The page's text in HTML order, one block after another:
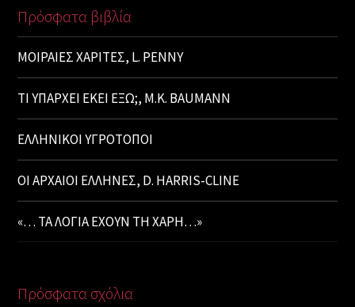
Πρόσφατα βιβλία
ΜΟΙΡΑΙΕΣ ΧΑΡΙΤΕΣ, L. PENNY
ΤΙ ΥΠΑΡΧΕΙ ΕΚΕΙ ΕΞΩ;, M.K. BAUMANN
ΕΛΛΗΝΙΚΟΙ ΥΓΡΟΤΟΠΟΙ
ΟΙ ΑΡΧΑΙΟΙ ΕΛΛΗΝΕΣ, D. HARRIS-CLINE
«… ΤΑ ΛΟΓΙΑ ΕΧΟΥΝ ΤΗ ΧΑΡΗ…»
Πρόσφατα σχόλια